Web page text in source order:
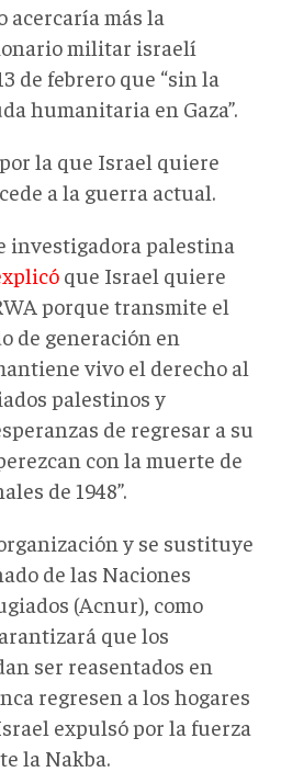
acercaría más la
militar israelí
de febrero que “sin la
humanitaria en Gaza”.
la que Israel quiere
a la guerra actual.
investigadora palestina
que Israel quiere
porque transmite el
de generación en
vivo el derecho al
palestinos y
de regresar a su
con la muerte de
de 1948”.
y se sustituye
de las Naciones
(Acnur), como
que los
ser reasentados en
regresen a los hogares
expulsó por la fuerza
la Nakba.